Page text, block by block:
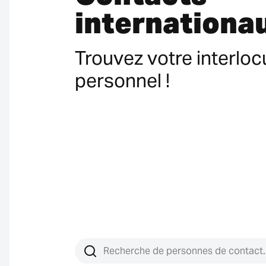
Trouvez votre
personnel !
Rechercher un contact